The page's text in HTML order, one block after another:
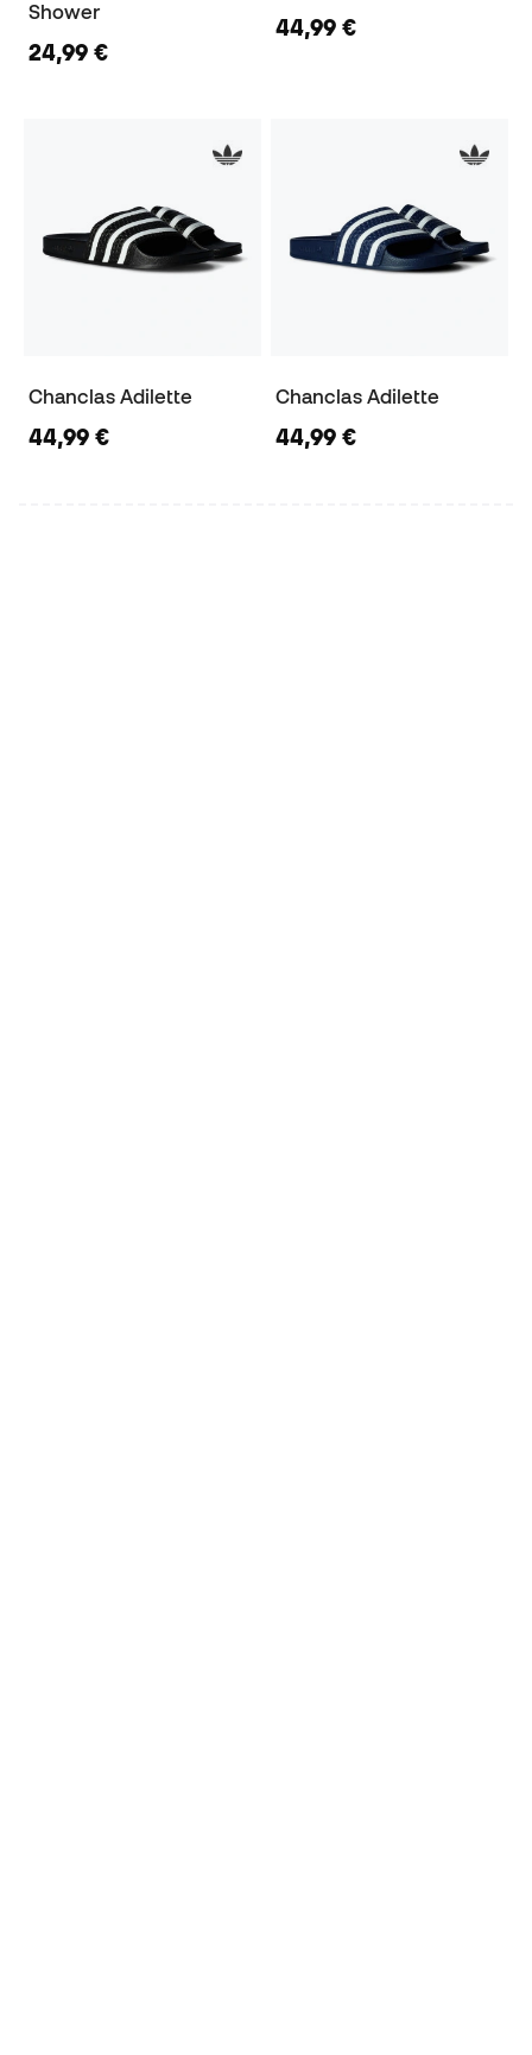
Shower
24,99 €
44,99 €
Chanclas Adilette
44,99 €
Chanclas Adilette
44,99 €